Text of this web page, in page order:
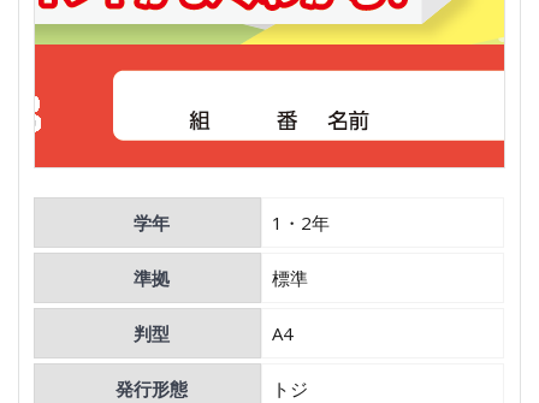
学年 1・2年
準拠 標準
判型 A4
発行形態 トジ